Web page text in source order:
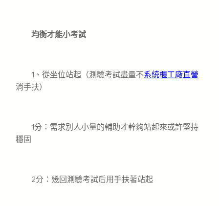
均衡才能小考試
1、從坐位站起（測驗考試盡量不系統櫃工廠直營
消手扶）
1分：需求別人小量的輔助才幹夠站起來或許堅持
穩固
2分：幾回測驗考試后用手扶著站起